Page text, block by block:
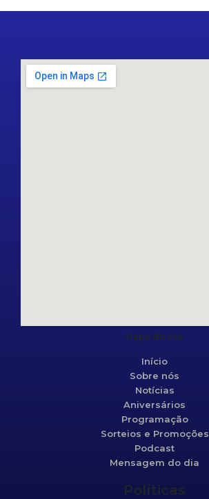
Mapa do site
Início
Sobre nós
Notícias
Aniversários
Programação
Sorteios e Promoções
Podcast
Mensagem do dia
Políticas